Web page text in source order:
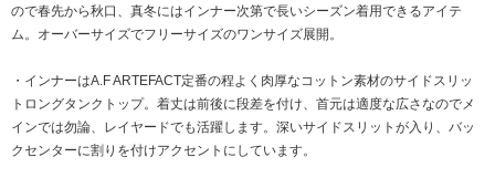
ので春先から秋口、真冬にはインナー次第で長いシーズン着用できるアイテ
ム。オーバーサイズでフリーサイズのワンサイズ展開。
・インナーはA.F ARTEFACT定番の程よく肉厚なコットン素材のサイドスリッ
トロングタンクトップ。着丈は前後に段差を付け、首元は適度な広さなのでメ
インでは勿論、レイヤードでも活躍します。深いサイドスリットが入り、バッ
クセンターに割りを付けアクセントにしています。